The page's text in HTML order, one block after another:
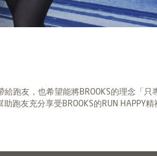
跑友，也希望能將BROOKS的理念「只
跑友充分享受BROOKS的RUN HAPPY精